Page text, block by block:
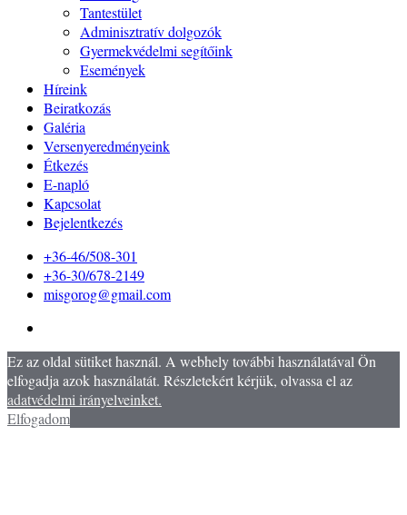
Tantestület
Adminisztratív dolgozók
Gyermekvédelmi segítőink
Események
Híreink
Beiratkozás
Galéria
Versenyeredményeink
Étkezés
E-napló
Kapcsolat
Bejelentkezés
+36-46/508-301
+36-30/678-2149
misgorog@gmail.com
Ez az oldal sütiket használ. A webhely további használatával Ön
elfogadja azok használatát. Részletekért kérjük, olvassa el az
adatvédelmi irányelveinket.
Elfogadom